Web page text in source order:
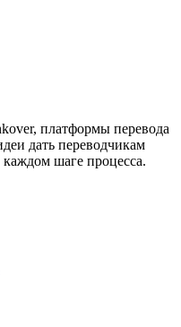
платформы перевода
дать переводчикам
шаге процесса.